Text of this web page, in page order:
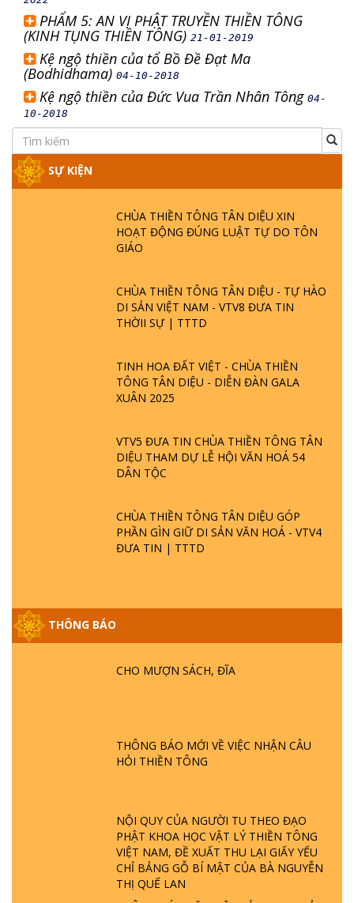
PHẨM 5: AN VỊ PHẬT TRUYỀN THIỀN TÔNG
(KINH TỤNG THIỀN TÔNG) 21-01-2019
Kệ ngộ thiền của tổ Bồ Đề Đạt Ma
(Bodhidhama) 04-10-2018
Kệ ngộ thiền của Đức Vua Trần Nhân Tông 04-
10-2018
SỰ KIỆN
CHÙA THIỀN TÔNG TÂN DIỆU XIN
HOẠT ĐỘNG ĐÚNG LUẬT TỰ DO TÔN
GIÁO
CHÙA THIỀN TÔNG TÂN DIỆU - TỰ HÀO
DI SẢN VIỆT NAM - VTV8 ĐƯA TIN
THỜII SỰ | TTTD
TINH HOA ĐẤT VIỆT - CHÙA THIỀN
TÔNG TÂN DIỆU - DIỄN ĐÀN GALA
XUÂN 2025
VTV5 ĐƯA TIN CHÙA THIỀN TÔNG TÂN
DIỆU THAM DỰ LỄ HỘI VĂN HOÁ 54
DÂN TỘC
CHÙA THIỀN TÔNG TÂN DIỆU GÓP
PHẦN GÌN GIỮ DI SẢN VĂN HOÁ - VTV4
ĐƯA TIN | TTTD
THÔNG BÁO
CHO MƯỢN SÁCH, ĐĨA
THÔNG BÁO MỚI VỀ VIỆC NHẬN CÂU
HỎI THIỀN TÔNG
NỘI QUY CỦA NGƯỜI TU THEO ĐẠO
PHẬT KHOA HỌC VẬT LÝ THIỀN TÔNG
VIỆT NAM, ĐỀ XUẤT THU LẠI GIẤY YẾU
CHỈ BẢNG GỖ BÍ MẬT CỦA BÀ NGUYỄN
THỊ QUẾ LAN
GIẢI ĐÁP ĐẶC BIỆT P25 - SUỐT 49 NĂM
PHẬT KHÔNG NÓI? HỘI LONG HOA LÀ
HỘI GÌ? TỬ VÌ ĐẠO
PHẬT GIỚI CÓ THỜI GIAN KHÔNG? |
TTTD
LÀ AI? QUỶ SA TĂNG? | TTTD
GIẢI ĐÁP THIỀN TÔNG ĐẶC BIỆT P22 - TẠI
SAO TRÁI ĐẤT NHIỀU THIÊN TAI - LŨ LỤT
- HỎA HOẠN | TTTD